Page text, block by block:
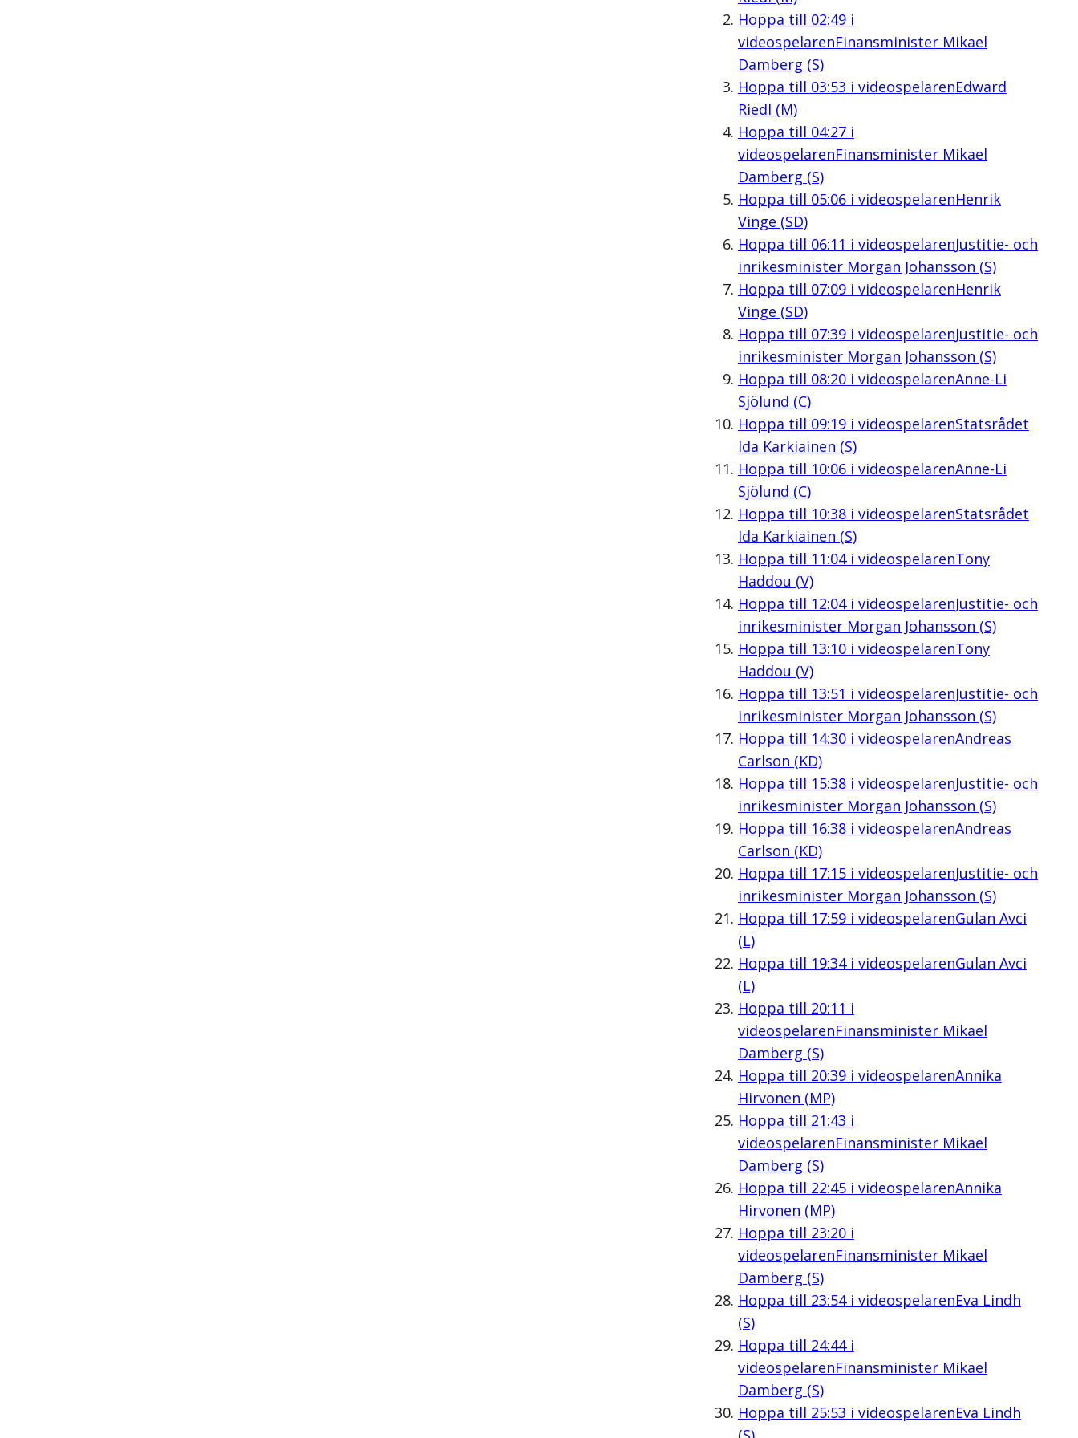
Hoppa till 02:49i
videospelarenFinansminister Mikael
Damberg (S)
Hoppa till 03:53 i videospelarenEdward
Riedl (M)
Hoppa till 04:27i
videospelarenFinansminister Mikael
Damberg (S)
Hoppa till 05:06i videospelarenHenrik
Vinge (SD)
Hoppa till 06:11 i videospelarenJustitie- och
inrikesminister Morgan Johansson (S)
Hoppa till 07:09i videospelarenHenrik
Vinge (SD)
Hoppa till 07:39i videospelarenJustitie- och
inrikesminister Morgan Johansson (S)
Hoppa till 08:20i videospelarenAnne-Li
Sjölund (C)
Hoppa till 09:19i videospelarenStatsrådet
Ida Karkiainen (S)
Hoppa till 10:06i videospelarenAnne-Li
Sjölund (C)
Hoppa till 10:38i videospelarenStatsrådet
Ida Karkiainen (S)
Hoppa till 11:04i videospelarenTony
Haddou (V)
Hoppa till 12:04i videospelarenJustitie- och
inrikesminister Morgan Johansson (S)
Hoppa till 13:10i videospelarenTony
Haddou (V)
Hoppa till 13:51 i videospelarenJustitie- och
inrikesminister Morgan Johansson (S)
Hoppa till 14:30i videospelarenAndreas
Carlson (KD)
Hoppa till 15:38i videospelarenJustitie- och
inrikesminister Morgan Johansson (S)
Hoppa till 16:38i videospelarenAndreas
Carlson (KD)
Hoppa till 17:15i videospelarenJustitie- och
inrikesminister Morgan Johansson (S)
Hoppa till 17:59i videospelarenGulan Avci
(L)
Hoppa till 19:34i videospelarenGulan Avci
(L)
Hoppa till 20:11 i
videospelarenFinansminister Mikael
Damberg (S)
Hoppa till 20:39i videospelarenAnnika
Hirvonen (MP)
Hoppa till 21:43 i
videospelarenFinansminister Mikael
Damberg (S)
Hoppa till 22:45i videospelarenAnnika
Hirvonen (MP)
Hoppa till 23:20i
videospelarenFinansminister Mikael
Damberg (S)
Hoppa till 23:54i videospelarenEva Lindh
(S)
Hoppa till 24:44i
videospelarenFinansminister Mikael
Damberg (S)
Hoppa till 25:53 i videospelarenEva Lindh